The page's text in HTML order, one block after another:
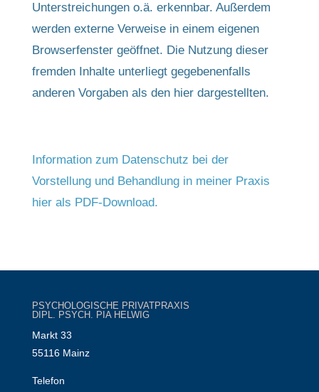
Unterstreichungen o.ä. erkennbar. Außerdem
werden externe Verweise in einem eigenen
Browserfenster geöffnet. Die Nutzung dieser
fremden Inhalte unterliegt gegebenenfalls
anderen Vorgaben als den hier dargestellten.
Information zum Datenschutz bei der
Vorstellung und Behandlung in meiner Praxis
hier als PDF-Download.
PSYCHOLOGISCHE PRIVATPRAXIS
DIPL. PSYCH. PIA HELWIG
Markt 33
55116 Mainz
Telefon